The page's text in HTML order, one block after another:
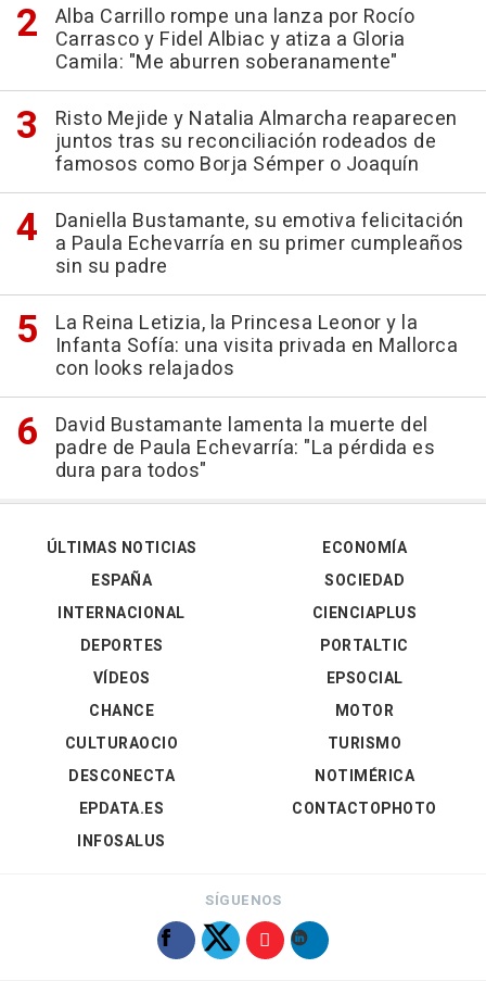
Alba Carrillo rompe una lanza por Rocío
Carrasco y Fidel Albiac y atiza a Gloria
Camila: "Me aburren soberanamente"
Risto Mejide y Natalia Almarcha reaparecen
juntos tras su reconciliación rodeados de
famosos como Borja Sémper o Joaquín
Daniella Bustamante, su emotiva felicitación
a Paula Echevarría en su primer cumpleaños
sin su padre
La Reina Letizia, la Princesa Leonor y la
Infanta Sofía: una visita privada en Mallorca
con looks relajados
David Bustamante lamenta la muerte del
padre de Paula Echevarría: "La pérdida es
dura para todos"
ÚLTIMAS NOTICIAS
ESPAÑA
INTERNACIONAL
DEPORTES
VÍDEOS
ECONOMÍA
SOCIEDAD
CIENCIAPLUS
PORTALTIC
EPSOCIAL
CHANCE
CULTURAOCIO
DESCONECTA
EPDATA.ES
INFOSALUS
MOTOR
TURISMO
NOTIMÉRICA
CONTACTOPHOTO
SÍGUENOS